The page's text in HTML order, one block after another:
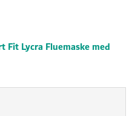
Fit Lycra Fluemaske med